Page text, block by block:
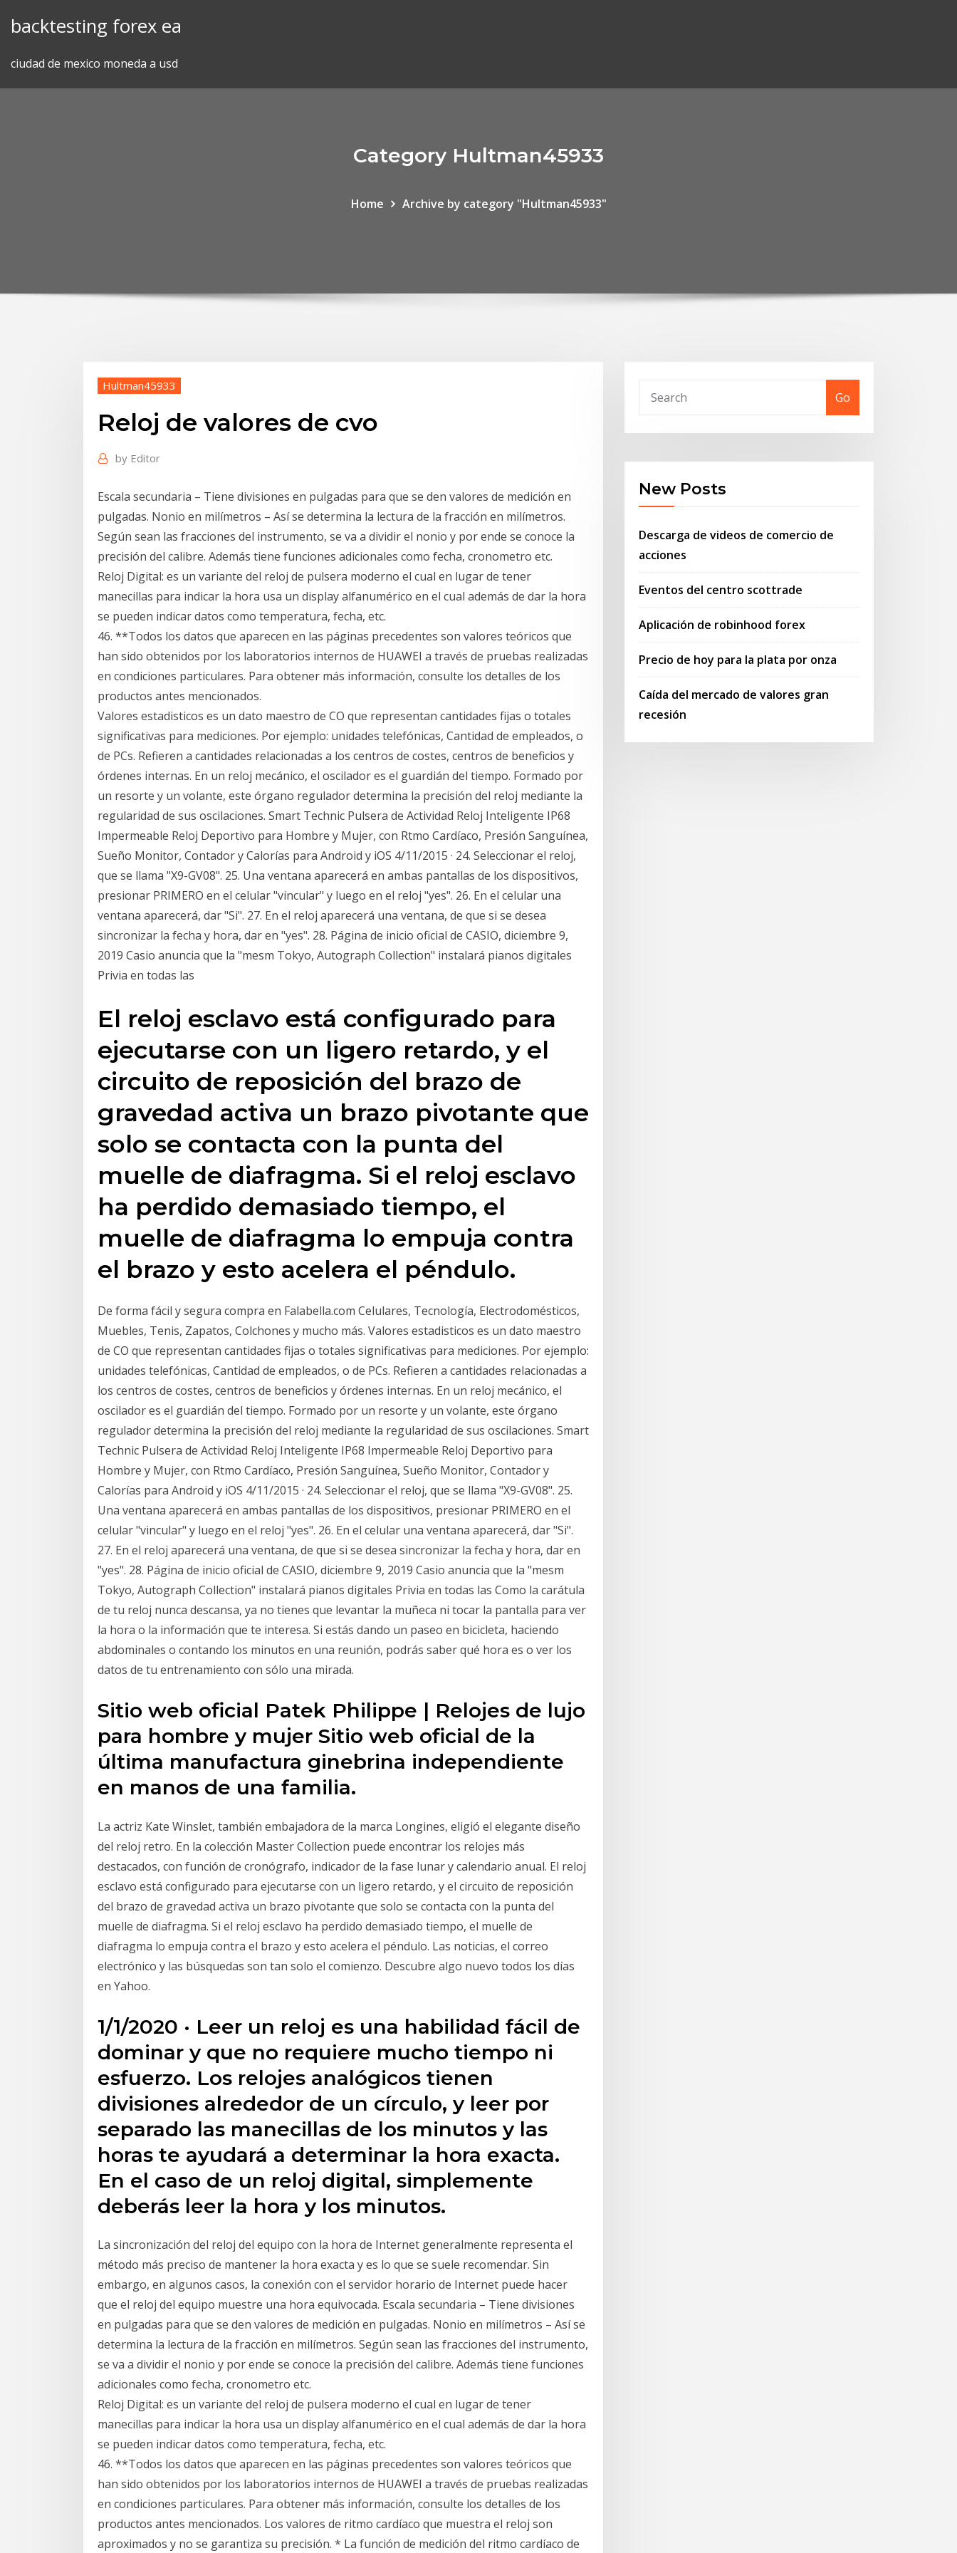
backtesting forex ea
ciudad de mexico moneda a usd
Category Hultman45933
Home Archive by category "Hultman45933"
Hultman45933
Reloj de valores de cvo
by Editor
Escala secundaria – Tiene divisiones en pulgadas para que se den valores de medición en
pulgadas. Nonio en milímetros – Así se determina la lectura de la fracción en milímetros.
Según sean las fracciones del instrumento, se va a dividir el nonio y por ende se conoce la
precisión del calibre. Además tiene funciones adicionales como fecha, cronometro etc.
Reloj Digital: es un variante del reloj de pulsera moderno el cual en lugar de tener
manecillas para indicar la hora usa un display alfanumérico en el cual además de dar la hora
se pueden indicar datos como temperatura, fecha, etc.
46. **Todos los datos que aparecen en las páginas precedentes son valores teóricos que
han sido obtenidos por los laboratorios internos de HUAWEI a través de pruebas realizadas
en condiciones particulares. Para obtener más información, consulte los detalles de los
productos antes mencionados.
Valores estadisticos es un dato maestro de CO que representan cantidades fijas o totales
significativas para mediciones. Por ejemplo: unidades telefónicas, Cantidad de empleados, o
de PCs. Refieren a cantidades relacionadas a los centros de costes, centros de beneficios y
órdenes internas. En un reloj mecánico, el oscilador es el guardián del tiempo. Formado por
un resorte y un volante, este órgano regulador determina la precisión del reloj mediante la
regularidad de sus oscilaciones. Smart Technic Pulsera de Actividad Reloj Inteligente IP68
Impermeable Reloj Deportivo para Hombre y Mujer, con Rtmo Cardíaco, Presión Sanguínea,
Sueño Monitor, Contador y Calorías para Android y iOS 4/11/2015 · 24. Seleccionar el reloj,
que se llama "X9-GV08". 25. Una ventana aparecerá en ambas pantallas de los dispositivos,
presionar PRIMERO en el celular "vincular" y luego en el reloj "yes". 26. En el celular una
ventana aparecerá, dar "Si". 27. En el reloj aparecerá una ventana, de que si se desea
sincronizar la fecha y hora, dar en "yes". 28. Página de inicio oficial de CASIO, diciembre 9,
2019 Casio anuncia que la "mesm Tokyo, Autograph Collection" instalará pianos digitales
Privia en todas las
El reloj esclavo está configurado para
ejecutarse con un ligero retardo, y el
circuito de reposición del brazo de
gravedad activa un brazo pivotante que
solo se contacta con la punta del
muelle de diafragma. Si el reloj esclavo
ha perdido demasiado tiempo, el
muelle de diafragma lo empuja contra
el brazo y esto acelera el péndulo.
De forma fácil y segura compra en Falabella.com Celulares, Tecnología, Electrodomésticos,
Muebles, Tenis, Zapatos, Colchones y mucho más. Valores estadisticos es un dato maestro
de CO que representan cantidades fijas o totales significativas para mediciones. Por ejemplo:
unidades telefónicas, Cantidad de empleados, o de PCs. Refieren a cantidades relacionadas a
los centros de costes, centros de beneficios y órdenes internas. En un reloj mecánico, el
oscilador es el guardián del tiempo. Formado por un resorte y un volante, este órgano
regulador determina la precisión del reloj mediante la regularidad de sus oscilaciones. Smart
Technic Pulsera de Actividad Reloj Inteligente IP68 Impermeable Reloj Deportivo para
Hombre y Mujer, con Rtmo Cardíaco, Presión Sanguínea, Sueño Monitor, Contador y
Calorías para Android y iOS 4/11/2015 · 24. Seleccionar el reloj, que se llama "X9-GV08". 25.
Una ventana aparecerá en ambas pantallas de los dispositivos, presionar PRIMERO en el
celular "vincular" y luego en el reloj "yes". 26. En el celular una ventana aparecerá, dar "Si".
27. En el reloj aparecerá una ventana, de que si se desea sincronizar la fecha y hora, dar en
"yes". 28. Página de inicio oficial de CASIO, diciembre 9, 2019 Casio anuncia que la "mesm
Tokyo, Autograph Collection" instalará pianos digitales Privia en todas las Como la carátula
de tu reloj nunca descansa, ya no tienes que levantar la muñeca ni tocar la pantalla para ver
la hora o la información que te interesa. Si estás dando un paseo en bicicleta, haciendo
abdominales o contando los minutos en una reunión, podrás saber qué hora es o ver los
datos de tu entrenamiento con sólo una mirada.
Sitio web oficial Patek Philippe | Relojes de lujo
para hombre y mujer Sitio web oficial de la
última manufactura ginebrina independiente
en manos de una familia.
La actriz Kate Winslet, también embajadora de la marca Longines, eligió el elegante diseño
del reloj retro. En la colección Master Collection puede encontrar los relojes más
destacados, con función de cronógrafo, indicador de la fase lunar y calendario anual. El reloj
esclavo está configurado para ejecutarse con un ligero retardo, y el circuito de reposición
del brazo de gravedad activa un brazo pivotante que solo se contacta con la punta del
muelle de diafragma. Si el reloj esclavo ha perdido demasiado tiempo, el muelle de
diafragma lo empuja contra el brazo y esto acelera el péndulo. Las noticias, el correo
electrónico y las búsquedas son tan solo el comienzo. Descubre algo nuevo todos los días
en Yahoo.
1/1/2020 · Leer un reloj es una habilidad fácil de
dominar y que no requiere mucho tiempo ni
esfuerzo. Los relojes analógicos tienen
divisiones alrededor de un círculo, y leer por
separado las manecillas de los minutos y las
horas te ayudará a determinar la hora exacta.
En el caso de un reloj digital, simplemente
deberás leer la hora y los minutos.
La sincronización del reloj del equipo con la hora de Internet generalmente representa el
método más preciso de mantener la hora exacta y es lo que se suele recomendar. Sin
embargo, en algunos casos, la conexión con el servidor horario de Internet puede hacer
que el reloj del equipo muestre una hora equivocada. Escala secundaria – Tiene divisiones
en pulgadas para que se den valores de medición en pulgadas. Nonio en milímetros – Así se
determina la lectura de la fracción en milímetros. Según sean las fracciones del instrumento,
se va a dividir el nonio y por ende se conoce la precisión del calibre. Además tiene funciones
adicionales como fecha, cronometro etc.
Reloj Digital: es un variante del reloj de pulsera moderno el cual en lugar de tener
manecillas para indicar la hora usa un display alfanumérico en el cual además de dar la hora
se pueden indicar datos como temperatura, fecha, etc.
46. **Todos los datos que aparecen en las páginas precedentes son valores teóricos que
han sido obtenidos por los laboratorios internos de HUAWEI a través de pruebas realizadas
en condiciones particulares. Para obtener más información, consulte los detalles de los
productos antes mencionados. Los valores de ritmo cardíaco que muestra el reloj son
aproximados y no se garantiza su precisión. * La función de medición del ritmo cardíaco de
Go
New Posts
Descarga de videos de comercio de
acciones
Eventos del centro scottrade
Aplicación de robinhood forex
Precio de hoy para la plata por onza
Caída del mercado de valores gran
recesión